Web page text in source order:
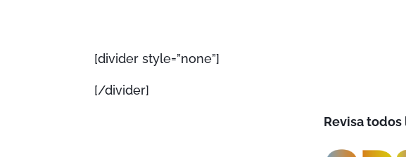
[divider style=”none”]
[/divider]
Revisa todos